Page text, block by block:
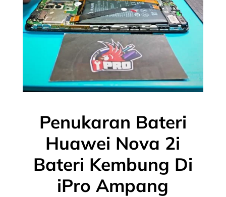
Penukaran Bateri
Huawei Nova 2i
Bateri Kembung Di
iPro Ampang